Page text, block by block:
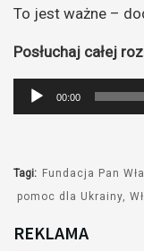
To jest ważne –
Posłuchaj całej
Odtwarzacz
plików
00:00
Tagi: Fundacja Pan
pomoc dla Ukrainy
REKLAMA